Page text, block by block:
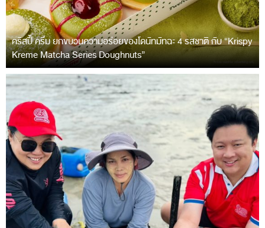
คริสปี้ ครีม ยกขบวนความอร่อยของโดนัทมัทฉะ 4 รสชาติ กับ “Krispy
Kreme Matcha Series Doughnuts”